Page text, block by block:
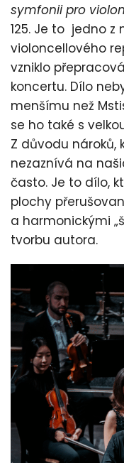
symfonii pro
125. Je to jedno z
violoncellového
vzniklo
koncertu. Dílo
menšímu než
se ho také s
Z důvodu nároků,
nezaznívá na
často. Je to dílo,
plochy
a harmonickými
tvorbu autora.